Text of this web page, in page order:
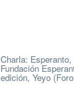
Charla:
Fundación
edición, Yeyo